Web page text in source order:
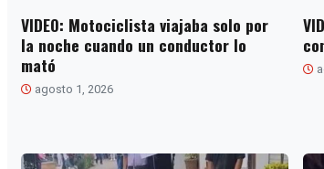
VIDEO: Motociclista viajaba solo por
la noche cuando un conductor lo
mató
agosto 1, 2026